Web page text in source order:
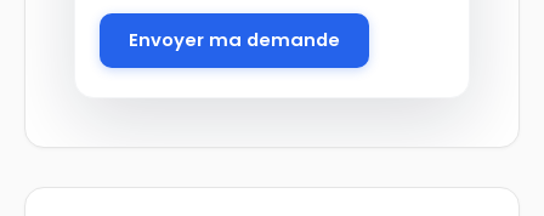
Envoyer ma demande